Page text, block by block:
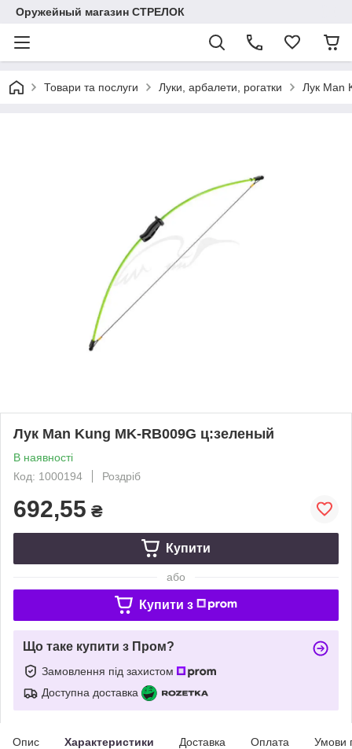
Оружейный магазин СТРЕЛОК
Товари та послуги Луки, арбалети, рогатки Лук Man
Лук Man Kung MK-RB009G ц:зеленый
В наявності
Код: 1000194
Роздріб
692,55 ₴
Купити
або
Купити з
Що таке купити з Пром?
Замовлення під захистом
Доступна доставка
Опис Характеристики Доставка Оплата Умови